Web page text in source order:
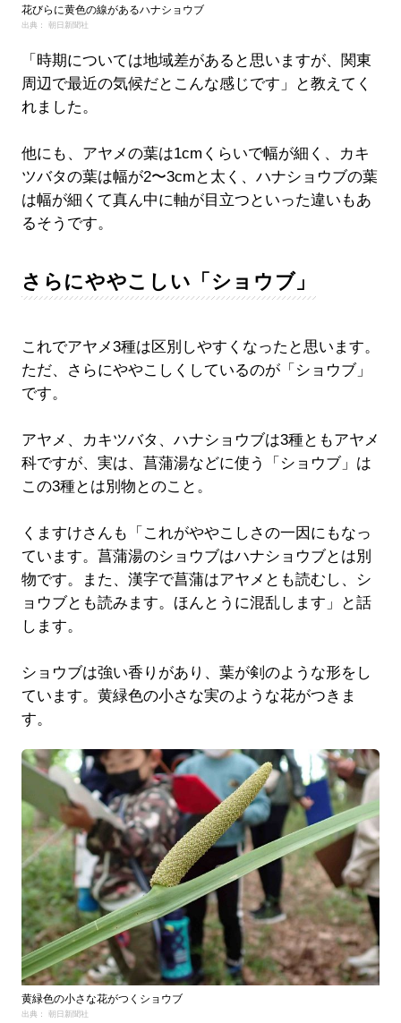
花びらに黄色の線があるハナショウブ
出典： 朝日新聞社
「時期については地域差があると思いますが、関東
周辺で最近の気候だとこんな感じです」と教えてく
れました。
他にも、アヤメの葉は1cmくらいで幅が細く、カキ
ツバタの葉は幅が2〜3cmと太く、ハナショウブの葉
は幅が細くて真ん中に軸が目立つといった違いもあ
るそうです。
さらにややこしい「ショウブ」
これでアヤメ3種は区別しやすくなったと思います。
ただ、さらにややこしくしているのが「ショウブ」
です。
アヤメ、カキツバタ、ハナショウブは3種ともアヤメ
科ですが、実は、菖蒲湯などに使う「ショウブ」は
この3種とは別物とのこと。
くますけさんも「これがややこしさの一因にもなっ
ています。菖蒲湯のショウブはハナショウブとは別
物です。また、漢字で菖蒲はアヤメとも読むし、シ
ョウブとも読みます。ほんとうに混乱します」と話
します。
ショウブは強い香りがあり、葉が剣のような形をし
ています。黄緑色の小さな実のような花がつきま
す。
黄緑色の小さな花がつくショウブ
出典： 朝日新聞社